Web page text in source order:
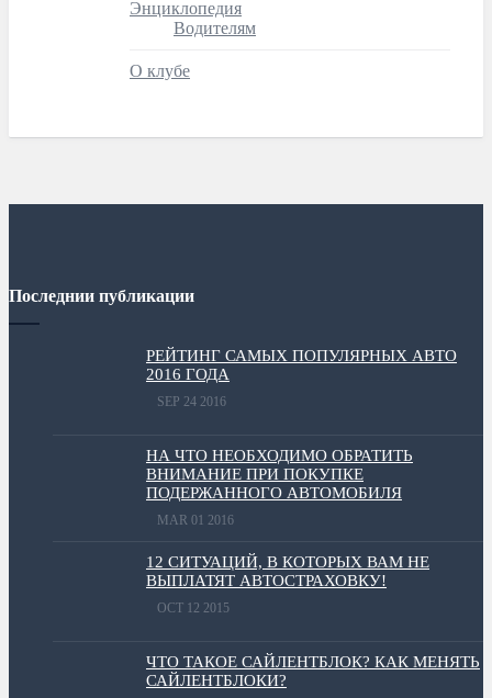
Энциклопедия
Водителям
О клубе
Последнии публикации
РЕЙТИНГ САМЫХ ПОПУЛЯРНЫХ АВТО
2016 ГОДА
SEP 24 2016
НА ЧТО НЕОБХОДИМО ОБРАТИТЬ
ВНИМАНИЕ ПРИ ПОКУПКЕ
ПОДЕРЖАННОГО АВТОМОБИЛЯ
MAR 01 2016
12 СИТУАЦИЙ, В КОТОРЫХ ВАМ НЕ
ВЫПЛАТЯТ АВТОСТРАХОВКУ!
OCT 12 2015
ЧТО ТАКОЕ САЙЛЕНТБЛОК? КАК МЕНЯТЬ
САЙЛЕНТБЛОКИ?